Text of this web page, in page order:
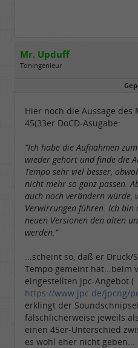
Mr. Upduff
Toningenieur
Basemountainhome
Dabei seit:
02 / 2007
Hier noch die Aussage des
45(33er DoCD-Asugabe:
“Ich habe die Aufnahmen
wieder gehört und finde die
Tempo sehr viel besser,
nicht mehr so ganz passen.
auch noch verändern würde,
Verwirrungen führen. Ich bin
neuen Versionen den alten
werden.“
...scheint so, daß er Druck/
Tempo gemeint hat...beim
eingestellten jpc-Angebot (
https://www.jpc.de/jpcng/
erklingt der
fälschlicherweise jeweils
einen 45er-Unterschied
es wohl eher nicht geben...